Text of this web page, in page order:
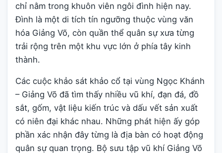
chỉ nằm trong khuôn viên ngôi đình hiện nay.
Đình là một di tích tín ngưỡng thuộc vùng văn
hóa Giảng Võ, còn quần thể quân sự xưa từng
trải rộng trên một khu vực lớn ở phía tây kinh
thành.
Các cuộc khảo sát khảo cổ tại vùng Ngọc Khánh
– Giảng Võ đã tìm thấy nhiều vũ khí, đạn đá, đồ
sắt, gốm, vật liệu kiến trúc và dấu vết sản xuất
có niên đại khác nhau. Những phát hiện ấy góp
phần xác nhận đây từng là địa bàn có hoạt động
quân sự quan trọng. Bộ sưu tập vũ khí Giảng Võ